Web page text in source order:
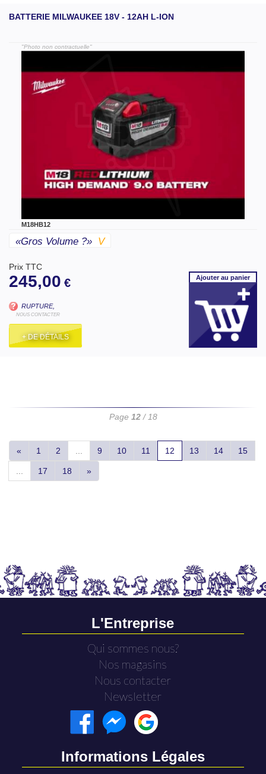
BATTERIE MILWAUKEE 18V - 12AH L-ION
"Photo non contractuelle"
M18HB12
«gros Volume ?» V
Prix TTC
245,00 €
RUPTURE,
NOUS CONTACTER
+ DE DÉTAILS
Ajouterau panier
Page 12/ 18
« 1 2 9 10 11 12 13 14 15
17 18 »
L'Entreprise
Qui sommes nous?
Nos magasins
Nous contacter
Newsletter
Informations Légales